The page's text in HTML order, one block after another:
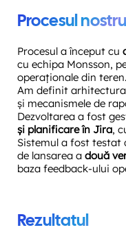
Procesul nostru
Procesul a început cu
cu echipa Monsson,
operaționale din teren.
Am definit
și mecanismele de
Dezvoltarea a fost
și planificare în Jira,
Sistemul a fost testat
de lansarea a două
baza feedback-ului
Rezultatul